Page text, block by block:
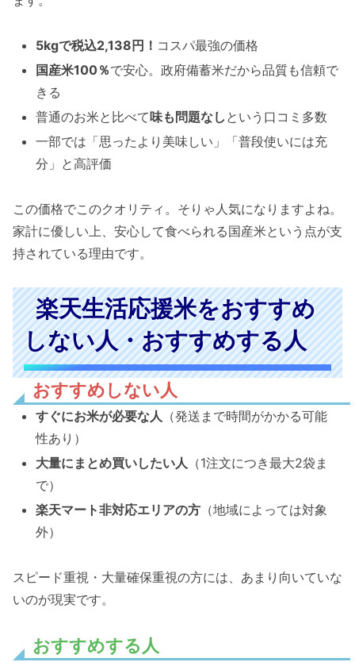
5kgで税込2,138円！ コスパ最強の価格
国産米100％で安心。政府備蓄米だから品質も信頼で
きる
普通のお米と比べて味も問題なし という口コミ多数
一部では「思ったより美味しい」「普段使いには充
分」と高評価
この価格でこのクオリティ。そりゃ人気になりますよね。
家計に優しい上、安心して食べられる国産米という点が支
持されている理由です。
楽天生活応援米をおすすめ
しない人・おすすめする人
おすすめしない人
すぐにお米が必要な人 （発送まで時間がかかる可能
性あり）
大量にまとめ買いしたい人 （1注文につき最大2袋ま
で）
楽天マート非対応エリアの方 （地域によっては対象
外）
スピード重視・大量確保重視の方には、あまり向いていな
いのが現実です。
おすすめする人